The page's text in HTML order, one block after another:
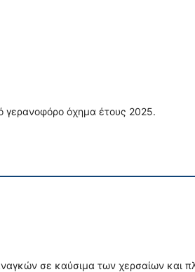
γερανοφόρο όχημα έτους 2025.
σε καύσιμα των χερσαίων και